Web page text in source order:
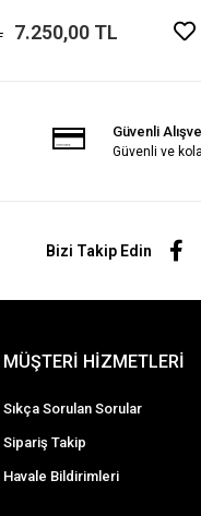
7.250,00 TL
Güvenli
Güvenli ve
Bizi Takip Edin
MÜŞTERİ HİZMETLERİ
Sıkça Sorulan Sorular
Sipariş Takip
Havale Bildirimleri